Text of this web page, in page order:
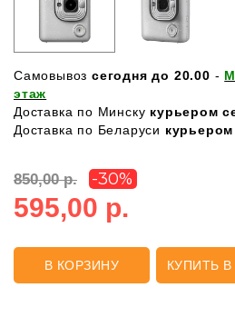
Самовывоз сегодня до 20.00 -
этаж
Доставка по Минску курьером
Доставка по Беларуси
850,00 р. -30%
595,00 р.
В КОРЗИНУ КУПИТЬ В